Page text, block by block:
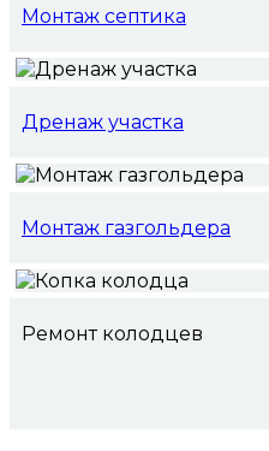
Монтаж септика
Дренаж участка
Монтаж газгольдера
Ремонт колодцев